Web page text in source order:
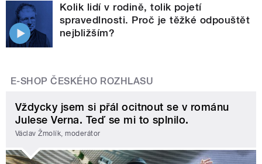
Kolik lidí v rodině, tolik pojetí
spravedlnosti. Proč je těžké odpouštět
nejbližším?
E-SHOP ČESKÉHO ROZHLASU
Vždycky jsem si přál ocitnout se v románu
Julese Verna. Teď se mi to splnilo.
Václav Žmolík, moderátor